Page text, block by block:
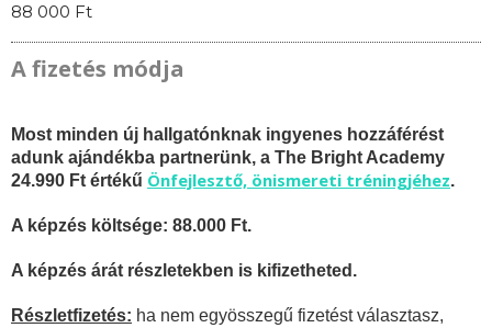
88 000 Ft
A fizetés módja
Most minden új hallgatónknak ingyenes hozzáférést
adunk ajándékba partnerünk, a The Bright Academy
24.990 Ft értékű Önfejlesztő, önismereti tréningjéhez.
A képzés költsége: 88.000 Ft.
A képzés árát részletekben is kifizetheted.
Részletfizetés: ha nem egyösszegű fizetést választasz,